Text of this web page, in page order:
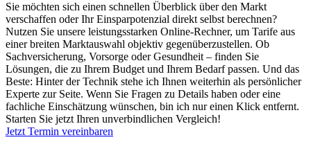
Sie möchten sich einen schnellen Überblick über den Markt
verschaffen oder Ihr Einsparpotenzial direkt selbst berechnen?
Nutzen Sie unsere leistungsstarken Online-Rechner, um Tarife aus
einer breiten Marktauswahl objektiv gegenüberzustellen. Ob
Sachversicherung, Vorsorge oder Gesundheit – finden Sie
Lösungen, die zu Ihrem Budget und Ihrem Bedarf passen. Und das
Beste: Hinter der Technik stehe ich Ihnen weiterhin als persönlicher
Experte zur Seite. Wenn Sie Fragen zu Details haben oder eine
fachliche Einschätzung wünschen, bin ich nur einen Klick entfernt.
Starten Sie jetzt Ihren unverbindlichen Vergleich!
Jetzt Termin vereinbaren